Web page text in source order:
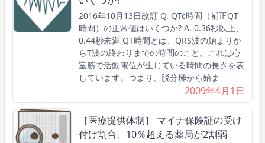
2016年10月13日改訂 Q. QTc時間（補正QT
時間）の正常値はいくつか? A. 0.36秒以上、
0.44秒未満 QT時間とは、QRS波の始まりか
らT波の終わりまでの時間のこと。これは心
室筋で活動電位が生じている時間の長さを表
しています。つまり、脱分極から始ま
2009年4月1日
［医療提供体制］ マイナ保険証の受け
付け割合、10％超える薬局が2割弱